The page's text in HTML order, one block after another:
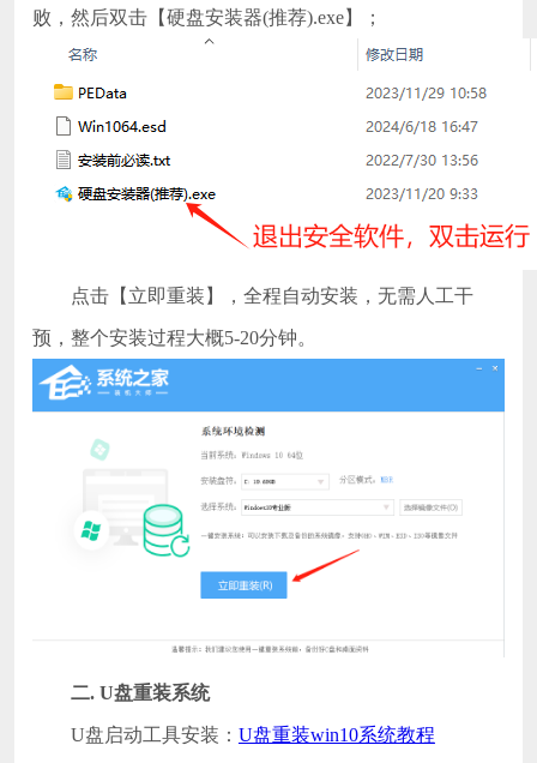
败，然后双击【硬盘安装器(推荐).exe】；
点击【立即重装】，全程自动安装，无需人工干
预，整个安装过程大概5-20分钟。
二. U盘重装系统
U盘启动工具安装： U盘重装win10系统教程